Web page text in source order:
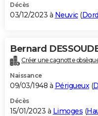
Décès
03/12/2023 à Neuvic(
Bernard
Créer une cagnotte
Naissance
09/03/1948 à Périgueux (
Décès
15/01/2023 à Limoges (